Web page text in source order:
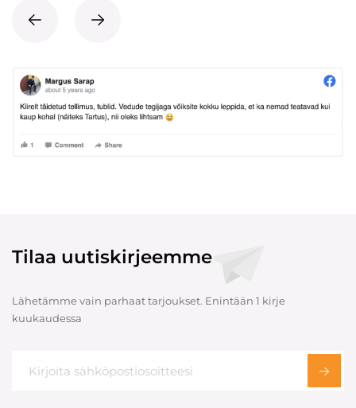
Tilaa uutiskirjeemme
Lähetämme vain parhaat tarjoukset. Enintään 1 kirje
kuukaudessa